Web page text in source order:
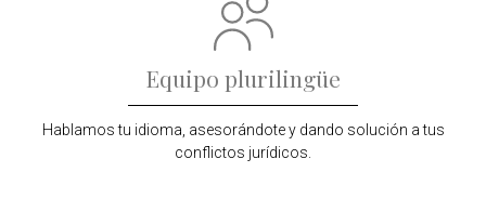
Equipo plurilingüe
Hablamos tu idioma, asesorándote y dando solución a tus
conflictos jurídicos.